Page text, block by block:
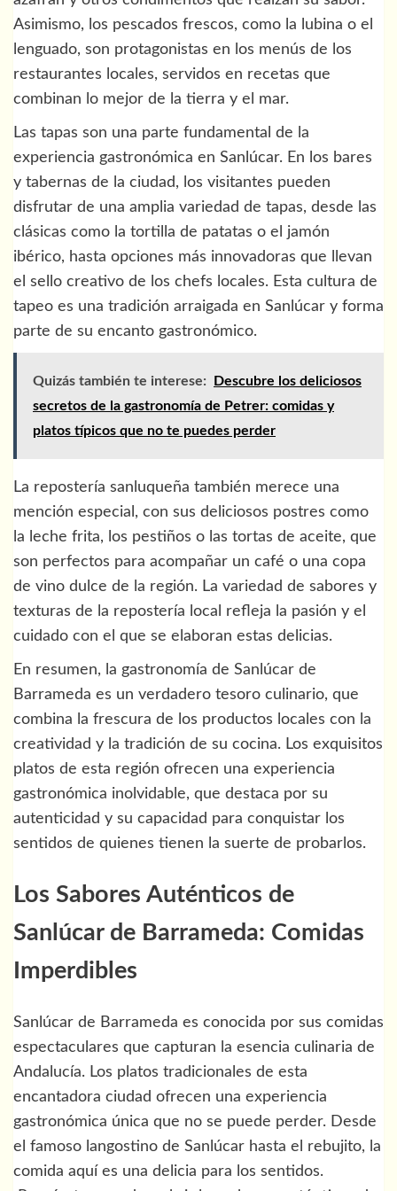
Asimismo, los pescados frescos, como la lubina o el
lenguado, son protagonistas en los menús de los
restaurantes locales, servidos en recetas que
combinan lo mejor de la tierra y el mar.
Las tapas son una parte fundamental de la
experiencia gastronómica en Sanlúcar. En los bares
y tabernas de la ciudad, los visitantes pueden
disfrutar de una amplia variedad de tapas, desde las
clásicas como la tortilla de patatas o el jamón
ibérico, hasta opciones más innovadoras que llevan
el sello creativo de los chefs locales. Esta cultura de
tapeo es una tradición arraigada en Sanlúcar y forma
parte de su encanto gastronómico.
Quizás también te interese:
Descubre los deliciosos
secretos de la gastronomía de Petrer: comidas y
platos típicos que no te puedes perder
La repostería sanluqueña también merece una
mención especial, con sus deliciosos postres como
la leche frita, los pestiños o las tortas de aceite, que
son perfectos para acompañar un café o una copa
de vino dulce de la región. La variedad de sabores y
texturas de la repostería local refleja la pasión y el
cuidado con el que se elaboran estas delicias.
En resumen, la gastronomía de Sanlúcar de
Barrameda es un verdadero tesoro culinario, que
combina la frescura de los productos locales con la
creatividad y la tradición de su cocina. Los exquisitos
platos de esta región ofrecen una experiencia
gastronómica inolvidable, que destaca por su
autenticidad y su capacidad para conquistar los
sentidos de quienes tienen la suerte de probarlos.
Los Sabores Auténticos de
Sanlúcar de Barrameda: Comidas
Imperdibles
Sanlúcar de Barrameda es conocida por sus comidas
espectaculares que capturan la esencia culinaria de
Andalucía. Los platos tradicionales de esta
encantadora ciudad ofrecen una experiencia
gastronómica única que no se puede perder. Desde
el famoso langostino de Sanlúcar hasta el rebujito, la
comida aquí es una delicia para los sentidos.